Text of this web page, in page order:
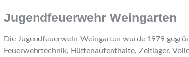
Jugendfeuerwehr Weingarten
Die Jugendfeuerwehr Weingarten wurde 1979
Feuerwehrtechnik, Hüttenaufenthalte, Zeltlager,